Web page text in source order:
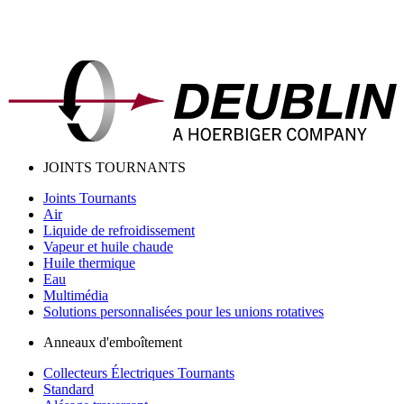
JOINTS TOURNANTS
Joints Tournants
Air
Liquide de refroidissement
Vapeur et huile chaude
Huile thermique
Eau
Multimédia
Solutions personnalisées pour les unions rotatives
Anneaux d'emboîtement
Collecteurs Électriques Tournants
Standard